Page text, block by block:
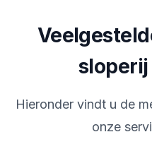
Hieronder vindt u de
onze